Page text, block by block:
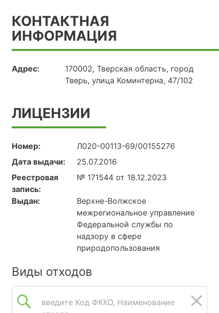
КОНТАКТНАЯ
ИНФОРМАЦИЯ
Адрес:
170002, Тверская область, город
Тверь, улица Коминтерна, 47/102
ЛИЦЕНЗИИ
Номер:
Л020-00113-69/00155276
Дата выдачи:
25.07.2016
Реестровая
запись:
№ 171544 от 18.12.2023
Выдан:
Верхне-Волжское
межрегиональное управление
Федеральной службы по
надзору в сфере
природопользования
Виды отходов
введите Код ФККО, Наименование